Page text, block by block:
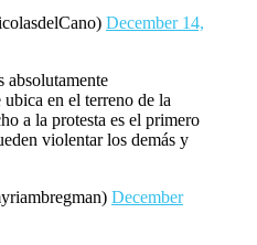
December 14,
en el terreno de la
a la protesta es el primero
violentar los demás y
December